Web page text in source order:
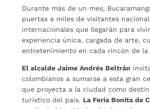
Durante más de un mes,
puertas a miles de visitantes
internacionales que llegarán para
experiencia única, cargada de arte,
entretenimiento en cada rincón de la
El alcalde Jaime Andrés Beltrán
colombianos a sumarse a esta gran
que proyecta a la ciudad como
turístico del país. La Feria Bonita de